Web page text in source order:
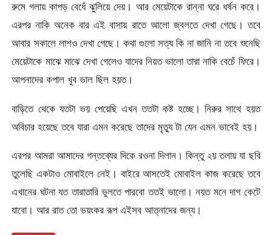
রুমে গলায় কাপড় বেধেঁ ঝুলিয়ে দেয়। আর মেয়েটাকে রান্না ঘরে ধর্ষন করে।
এরপর নাকি অনেক বার এই বাসায় রাতে আলো জ্বলতে দেখা গেছে। তবে
আবার সকালে লাশও দেখা গেছে। কথা গুলো সত্য কি না জানি না তবে শুনেছি
মেয়েটাকে মাঝে মাঝে দেখা গেলেও যাদের নিয়ত ভালো তারা নাকি বেচেঁ ফিরে।
আপনাদের কপাল খুব ভাল ছিল হয়ত।
বাড়িতে থেকে যতটা ভয় পেয়েছি এখন ততটা কষ্ট হচ্ছে। নিরুর সাথে হয়ত
অবিচার হয়েছে তবে যারা এমন করেছে তাদের মৃত্যু টা যেন এমন ভাবেই হয়।
এরপর আমরা আমাদের গন্তব্যের দিকে রওনা দিলান। কিন্তু ২য় তলায় যা ছবি
তুলেছি একটাও মোবাইলে নেই। বাইরে আসতেই মোবাইল কাজ করেছে তবে
এখানের ঘটনা যত তারাতারি ভুলতে পারবো ততই ভালো। নয়ত মনে দাগ কেটে
যাবো। আর রাত তো ভয়ংকর রূপ এইসব আত্নাদের জন্য।